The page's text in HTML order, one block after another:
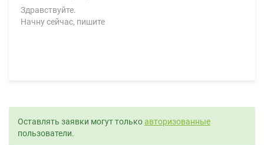
Здравствуйте.
Начну сейчас, пишите
Оставлять заявки могут толькоавторизованные
пользователи.